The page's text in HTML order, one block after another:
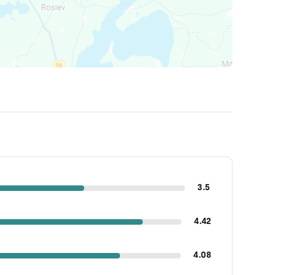
3.5
4.42
4.08